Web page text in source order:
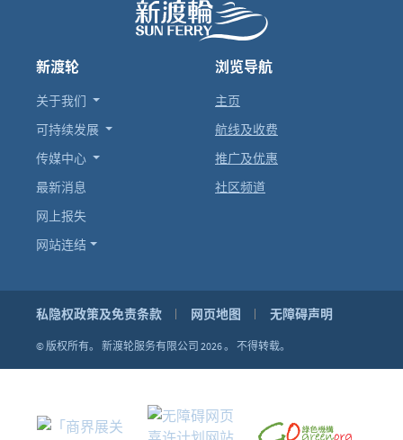
新渡轮
关于我们
可持续发展
传媒中心
最新消息
网上报失
网站连结
浏览导航
主页
航线及收费
推广及优惠
社区频道
私隐权政策及免责条款 网页地图 无障碍声明
© 版权所有。 新渡轮服务有限公司 2026 。 不得转载。